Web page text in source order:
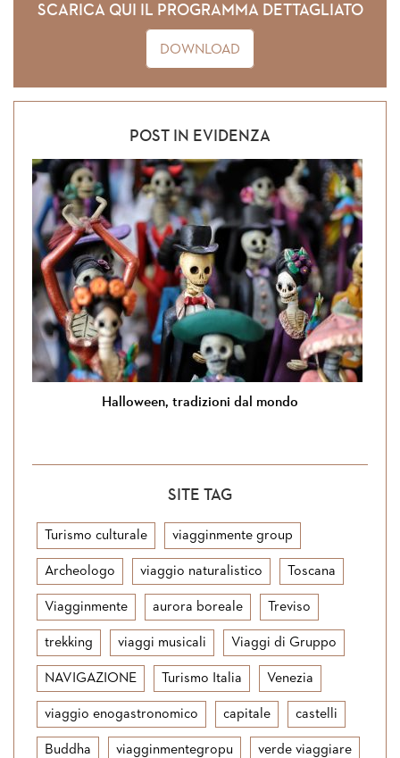
SCARICA QUI IL PROGRAMMA DETTAGLIATO
DOWNLOAD
POST IN EVIDENZA
Halloween, tradizioni dal mondo
SITE TAG
Turismo culturale viagginmente group
Archeologo viaggio naturalistico Toscana
Viagginmente aurora boreale Treviso
trekking viaggi musicali Viaggi di Gruppo
NAVIGAZIONE Turismo Italia Venezia
viaggio enogastronomico capitale castelli
Buddha viagginmentegropu verde viaggiare